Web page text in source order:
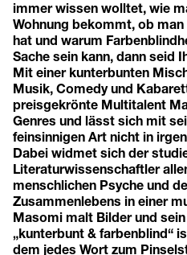
immer wissen wolltet, wie
Wohnung bekommt, ob
hat und warum
Sache sein kann, dann seid
Mit einer kunterbunten
Musik, Comedy und
preisgekrönte Multitalent
Genres und lässt sich mit
feinsinnigen Art nicht in
Dabei widmet sich der
Literaturwissenschaftler
menschlichen Psyche und
Zusammenlebens in einer
Masomi malt Bilder und
„kunterbunt & farbenblind“
dem jedes Wort zum